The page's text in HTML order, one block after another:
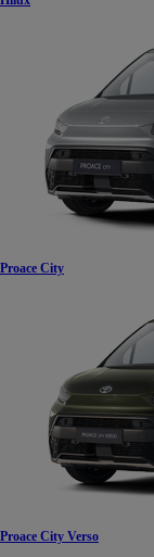
Proace City
Proace City Verso